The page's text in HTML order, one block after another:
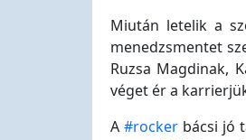
Miután letelik a
menedzsmentet
Ruzsa Magdinak,
véget ér a
A #rockerbácsi jó